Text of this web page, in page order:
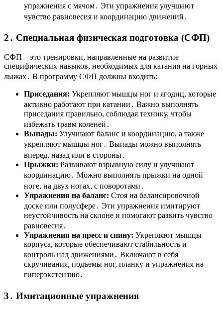
упражнения с мячом․ Эти упражнения улучшают
чувство равновесия и координацию движений․
2․ Специальная физическая подготовка (СФП)
СФП – это тренировки, направленные на развитие
специфических навыков, необходимых для катания на горных
лыжах․ В программу СФП должны входить:
Приседания: Укрепляют мышцы ног и ягодиц, которые
активно работают при катании․ Важно выполнять
приседания правильно, соблюдая технику, чтобы
избежать травм коленей․
Выпады: Улучшают баланс и координацию, а также
укрепляют мышцы ног․ Выпады можно выполнять
вперед, назад или в стороны․
Прыжки: Развивают взрывную силу и улучшают
координацию․ Можно выполнять прыжки на одной
ноге, на двух ногах, с поворотами․
Упражнения на баланс: Стоя на балансировочной
доске или полусфере․ Эти упражнения имитируют
неустойчивость на склоне и помогают развить чувство
равновесия․
Упражнения на пресс и спину: Укрепляют мышцы
корпуса, которые обеспечивают стабильность и
контроль над движениями․ Включают в себя
скручивания, подъемы ног, планку и упражнения на
гиперэкстензию․
3․ Имитационные упражнения